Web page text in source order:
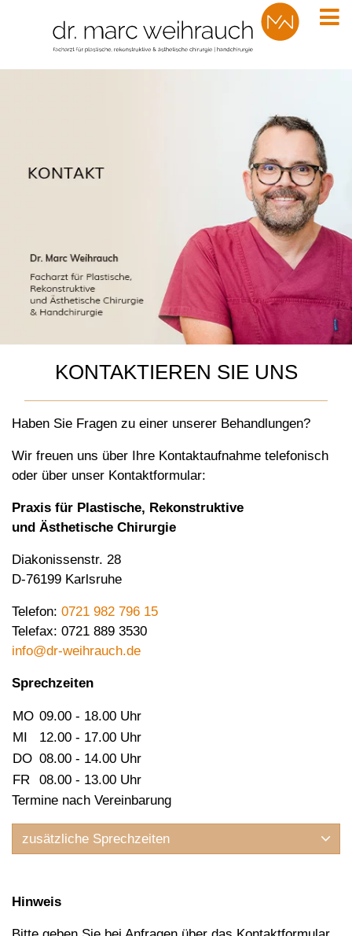
KONTAKTIEREN SIE UNS
Haben Sie Fragen zu einer unserer Behandlungen?
Wir freuen uns über Ihre Kontaktaufnahme telefonisch
oder über unser Kontaktformular:
Praxis für Plastische, Rekonstruktive
und Ästhetische Chirurgie
Diakonissenstr. 28
D-76199 Karlsruhe
Telefon: 0721 982 796 15
Telefax: 0721 889 3530
info@dr-weihrauch.de
Sprechzeiten
MO 09.00 - 18.00 Uhr
MI
12.00 - 17.00 Uhr
DO 08.00 - 14.00 Uhr
FR
08.00 - 13.00 Uhr
Termine nach Vereinbarung
zusätzliche Sprechzeiten
Hinweis